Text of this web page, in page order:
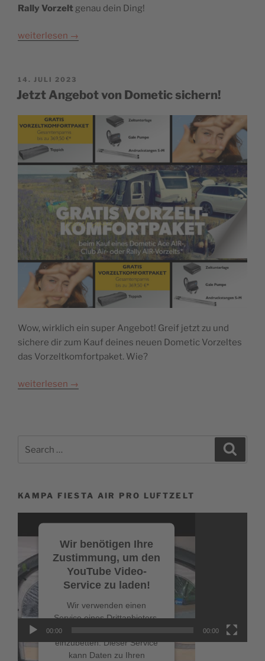
Rally Vorzelt genau dein Ding!
weiterlesen →
POSTED
ON
14. JULI 2023
Jetzt Angebot von Dometic sichern!
Wow, wirklich ein super Angebot! Greif jetzt zu und
sichere dir zum Kauf deines neuen Dometic Vorzeltes
das Vorzeltkomfortpaket. Wie?
weiterlesen →
KAMPA FIESTA AIR PRO LUFTZELT
Wir benötigen Ihre
Zustimmung, um den
YouTube Video-
Service zu laden!
Wir verwenden einen
Service eines Drittanbieters,
einzubetten. Dieser Service
kann Daten zu Ihren
00:00 00:00